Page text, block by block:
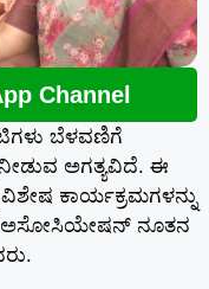
Channel
ಬೆಳವಣಿಗೆ
ನೀಡುವ ಅಗತ್ಯವಿದೆ. ಈ
ಕಾರ್ಯಕ್ರಮಗಳನ್ನು
ಅಸೋಸಿಯೇಷನ್ ನೂತನ